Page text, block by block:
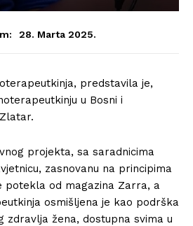
28. Marta 2025.
predstavila je,
u Bosni i
projekta, sa saradnicima
zasnovanu na principima
potekla od magazina Zarra, a
osmišljena je kao podrška
zdravlja žena, dostupna svima u